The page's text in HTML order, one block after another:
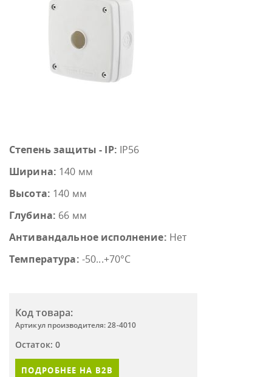
Степень защиты - IP: IP56
Ширина: 140 мм
Высота: 140 мм
Глубина: 66 мм
Антивандальное исполнение: Нет
Температура: -50...+70°С
Код товара:
Артикул производителя: 28-4010
Остаток: 0
ПОДРОБНЕЕ НА B2B